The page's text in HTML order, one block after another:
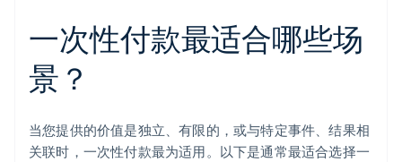
一次性付款最适合哪些场
景？
当您提供的价值是独立、有限的，或与特定事件、结果相
关联时，一次性付款最为适用。以下是通常最适合选择一